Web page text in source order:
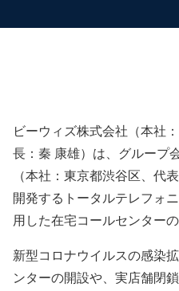
ビーウィズ株式会社（本社
長：秦 康雄）は、グループ
（本社：東京都渋谷区、代
開発するトータルテレフォ
用した在宅コールセンター
新型コロナウイルスの感染
ンターの開設や、実店舗閉